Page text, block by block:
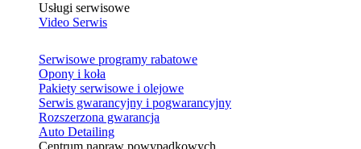
Usługi serwisowe
Video Serwis
Serwisowe programy rabatowe
Opony i koła
Pakiety serwisowe i olejowe
Serwis gwarancyjny i pogwarancyjny
Rozszerzona gwarancja
Auto Detailing
Centrum napraw powypadkowych